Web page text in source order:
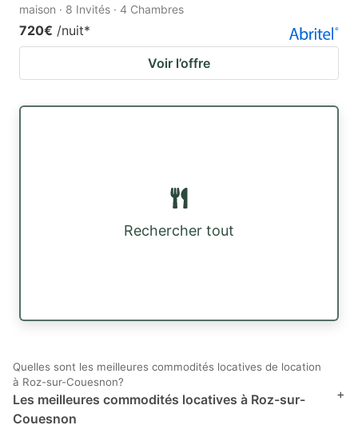
maison · 8 Invités · 4 Chambres
720€ /nuit*
Voir l’offre
Rechercher tout
Quelles sont les meilleures commodités locatives de location
à Roz-sur-Couesnon?
Les meilleures commodités locatives à Roz-sur-
Couesnon
+